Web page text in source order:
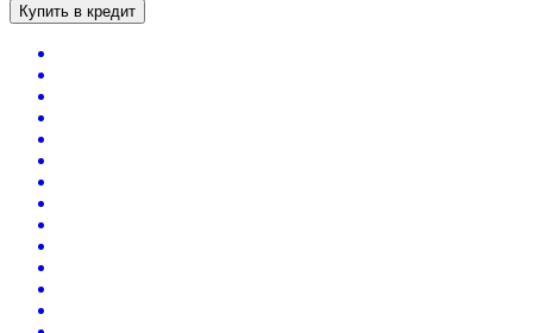
Купить в кредит